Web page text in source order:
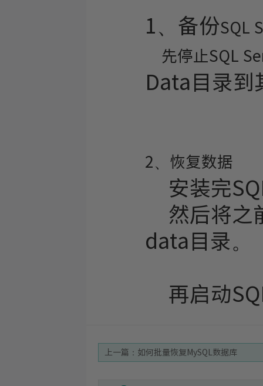
1、备份SQL
先停止SQL
Data目录到
2、恢复数据
安装完
然后将之
data目录。
再启动
上一篇：如何批量恢复MySQL数据库